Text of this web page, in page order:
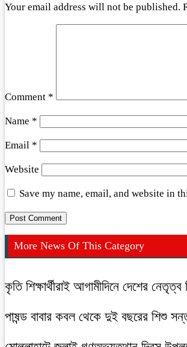
Your email address will not be published.
Comment *
Name *
Email *
Website
Save my name, email, and website in
More News Of This Category
কৃতি শিক্ষার্থীরাই আগামীদিনে দেশের
পাষন্ড বাবার কবল থেকে দুই বছরের শিশু